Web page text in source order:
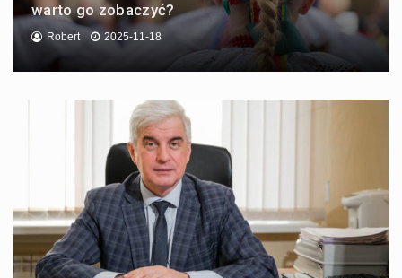
warto go zobaczyć?
Robert 2025-11-18